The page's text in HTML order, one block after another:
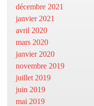
décembre 2021
janvier 2021
avril 2020
mars 2020
janvier 2020
novembre 2019
juillet 2019
juin 2019
mai 2019